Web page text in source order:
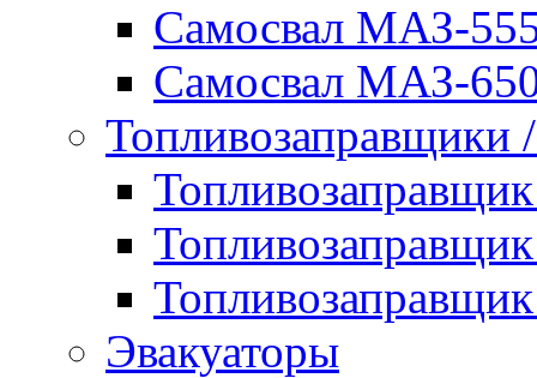
Самосвал МАЗ-
Самосвал МАЗ-
Топливозаправщики
Эвакуаторы